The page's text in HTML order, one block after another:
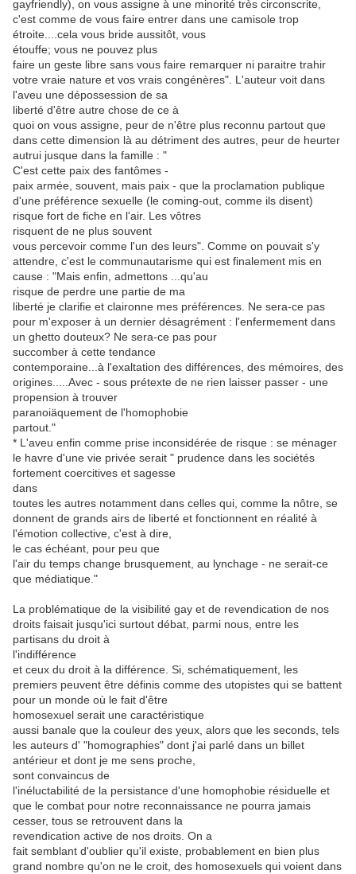
gayfriendly), on vous assigne à une minorité très circonscrite,
c'est comme de vous faire entrer dans une camisole trop
étroite....cela vous bride aussitôt, vous
étouffe; vous ne pouvez plus
faire un geste libre sans vous faire remarquer ni paraitre trahir
votre vraie nature et vos vrais congénères". L'auteur voit dans
l'aveu une dépossession de sa
liberté d'être autre chose de ce à
quoi on vous assigne, peur de n'être plus reconnu partout que
dans cette dimension là au détriment des autres, peur de heurter
autrui jusque dans la famille : "
C'est cette paix des fantômes -
paix armée, souvent, mais paix - que la proclamation publique
d'une préférence sexuelle (le coming-out, comme ils disent)
risque fort de fiche en l'air. Les vôtres
risquent de ne plus souvent
vous percevoir comme l'un des leurs". Comme on pouvait s'y
attendre, c'est le communautarisme qui est finalement mis en
cause : "Mais enfin, admettons ...qu'au
risque de perdre une partie de ma
liberté je clarifie et claironne mes préférences. Ne sera-ce pas
pour m'exposer à un dernier désagrément : l'enfermement dans
un ghetto douteux? Ne sera-ce pas pour
succomber à cette tendance
contemporaine...à l'exaltation des différences, des mémoires, des
origines.....Avec - sous prétexte de ne rien laisser passer - une
propension à trouver
paranoiäquement de l'homophobie
partout."
* L'aveu enfin comme prise inconsidérée de risque : se ménager
le havre d'une vie privée serait " prudence dans les sociétés
fortement coercitives et sagesse
dans
toutes les autres notamment dans celles qui, comme la nôtre, se
donnent de grands airs de liberté et fonctionnent en réalité à
l'émotion collective, c'est à dire,
le cas échéant, pour peu que
l'air du temps change brusquement, au lynchage - ne serait-ce
que médiatique."
La problématique de la visibilité gay et de revendication de nos
droits faisait jusqu'ici surtout débat, parmi nous, entre les
partisans du droit à
l'indifférence
et ceux du droit à la différence. Si, schématiquement, les
premiers peuvent être définis comme des utopistes qui se battent
pour un monde où le fait d'être
homosexuel serait une caractéristique
aussi banale que la couleur des yeux, alors que les seconds, tels
les auteurs d' "homographies" dont j'ai parlé dans un billet
antérieur et dont je me sens proche,
sont convaincus de
l'inéluctabilité de la persistance d'une homophobie résiduelle et
que le combat pour notre reconnaissance ne pourra jamais
cesser, tous se retrouvent dans la
revendication active de nos droits. On a
fait semblant d'oublier qu'il existe, probablement en bien plus
grand nombre qu'on ne le croit, des homosexuels qui voient dans